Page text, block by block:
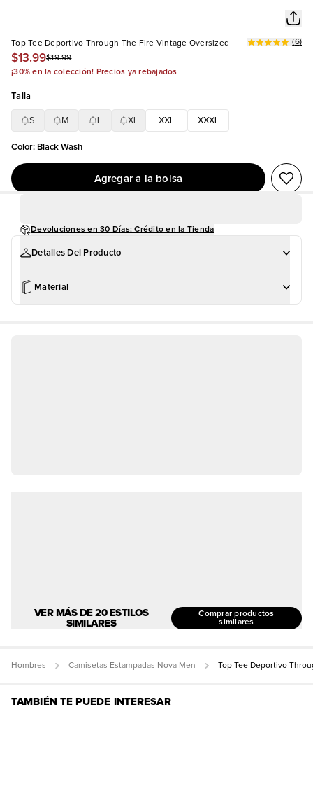
Top Tee Deportivo Through The Fire Vintage Oversized
$13.99$19.99
(6)
¡30% en la colección! Precios ya rebajados
Talla
S M XL XXL XXXL
Color: Black Wash
Agregar a la bolsa
Devoluciones en 30 Días: Crédito en la Tienda
Detalles Del Producto
Material
VER MÁS DE 20 ESTILOS
SIMILARES
Comprar productos
similares
Hombres Camisetas Estampadas Nova Men Top Tee Deportivo
TAMBIÉN TE PUEDE INTERESAR